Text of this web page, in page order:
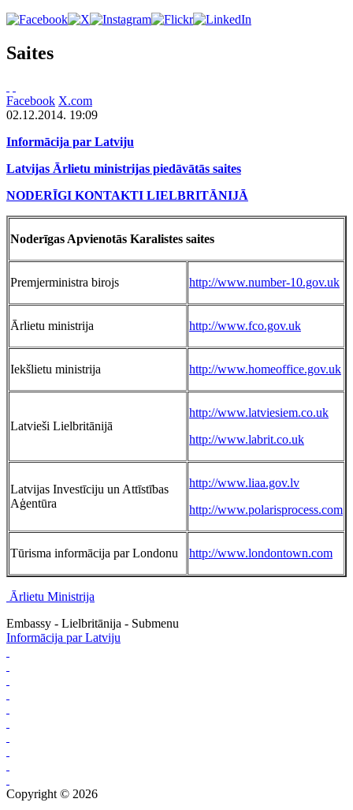
Saites
Facebook X.com
02.12.2014. 19:09
Informācija par Latviju
Latvijas Ārlietu ministrijas piedāvātās saites
NODERĪGI KONTAKTI LIELBRITĀNIJĀ
Noderīgas Apvienotās Karalistes saites
Premjerministra birojs http://www.number-10.gov.uk
Ārlietu ministrija http://www.fco.gov.uk
Iekšlietu ministrija http://www.homeoffice.gov.uk
Latvieši Lielbritānijā
http://www.latviesiem.co.uk
http://www.labrit.co.uk
Latvijas Investīciju un Attīstības
Aģentūra
http://www.liaa.gov.lv
http://www.polarisprocess.com
Tūrisma informācija par Londonu http://www.londontown.com
Ārlietu Ministrija
Embassy - Lielbritānija - Submenu
Informācija par Latviju
Copyright © 2026